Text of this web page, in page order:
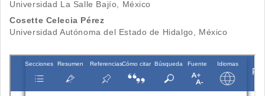
principal
del
artículo
Universidad La Salle Bajío, México
Cosette Celecia Pérez
Universidad Autónoma del Estado de Hidalgo, México